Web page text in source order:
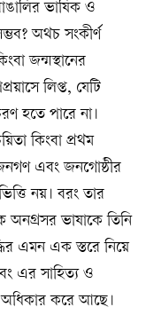
ভাষিক ও
অথচ সংকীর্ণ
জন্মস্থানের
লিপ্ত, যেটি
হতে পারে না।
কিংবা প্রথম
এবং জনগোষ্ঠীর
নয়। বরং তার
ভাষাকে তিনি
এমন এক স্তরে নিয়ে
এর সাহিত্য ও
অধিকার করে আছে।